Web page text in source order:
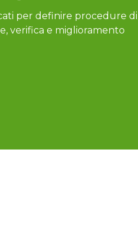
per definire procedure di
verifica e miglioramento